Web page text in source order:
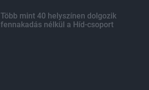
Több mint 40 helyszínen dolgozik
fennakadás nélkül a Híd-csoport